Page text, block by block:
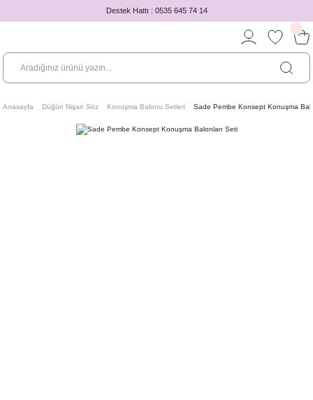
Destek Hattı : 0535 645 74 14
Anasayfa Düğün Nişan Söz Konuşma Balonu Setleri Sade Pembe Konsept Konuşma